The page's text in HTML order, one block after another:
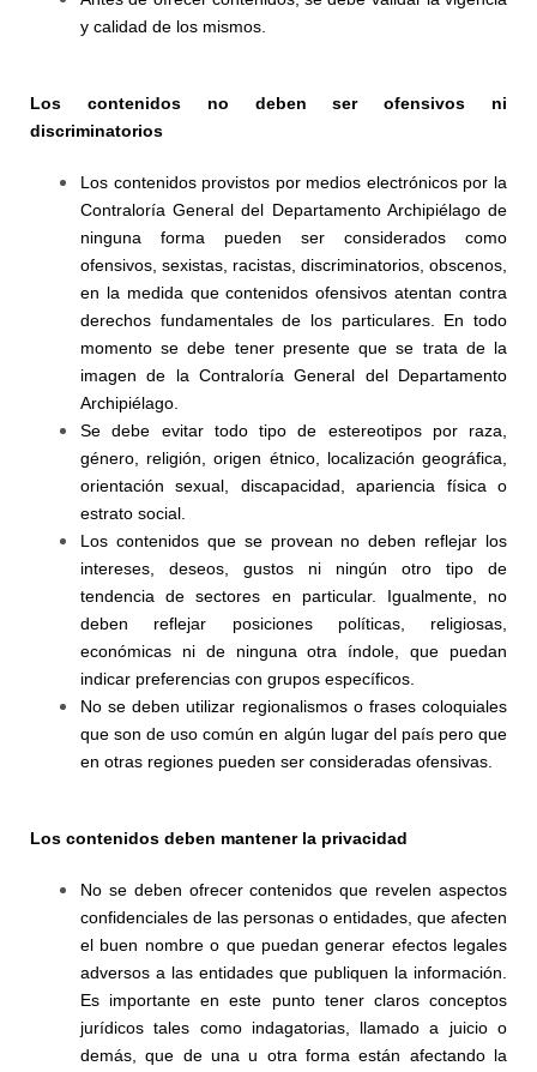
y calidad de los mismos.
Los contenidos no deben ser ofensivos ni
discriminatorios
Los contenidos provistos por medios electrónicos por la
Contraloría General del Departamento Archipiélago de
ninguna forma pueden ser considerados como
ofensivos, sexistas, racistas, discriminatorios, obscenos,
en la medida que contenidos ofensivos atentan contra
derechos fundamentales de los particulares. En todo
momento se debe tener presente que se trata de la
imagen de la Contraloría General del Departamento
Archipiélago.
Se debe evitar todo tipo de estereotipos por raza,
género, religión, origen étnico, localización geográfica,
orientación sexual, discapacidad, apariencia física o
estrato social.
Los contenidos que se provean no deben reflejar los
intereses, deseos, gustos ni ningún otro tipo de
tendencia de sectores en particular. Igualmente, no
deben reflejar posiciones políticas, religiosas,
económicas ni de ninguna otra índole, que puedan
indicar preferencias con grupos específicos.
No se deben utilizar regionalismos o frases coloquiales
que son de uso común en algún lugar del país pero que
en otras regiones pueden ser consideradas ofensivas.
Los contenidos deben mantener la privacidad
No se deben ofrecer contenidos que revelen aspectos
confidenciales de las personas o entidades, que afecten
el buen nombre o que puedan generar efectos legales
adversos a las entidades que publiquen la información.
Es importante en este punto tener claros conceptos
jurídicos tales como indagatorias, llamado a juicio o
demás, que de una u otra forma están afectando la